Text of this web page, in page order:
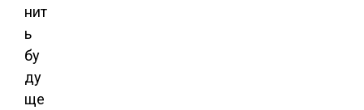
нит
ь
бу
ду
ще